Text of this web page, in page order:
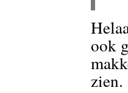
ook
zien.